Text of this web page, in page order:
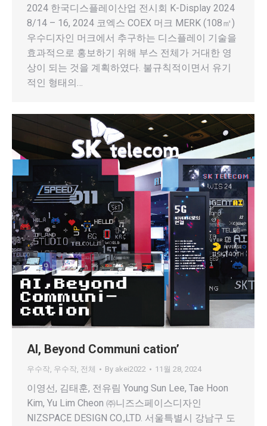
2024 한국디스플레이산업 전시회 K-Display 2024
8/14 – 16, 2024 코엑스 COEX 머크 MERK (108㎡)
우수디자인 머크에서 추구하는 디스플레이 기술을
효과적으로 홍보하기 위해 부스 전체가 거대한 영
상이 되는 것을 계획하였다. 불규칙적이면서 유기
적인 형태의…
AI, Beyond Communi cation’
우수작 우수작 전체 By akei2022 11월 28, 2024
이영선, 김태훈, 전유림 Young Sun Lee, Tae Hoon
Kim, Yu Lim Cheon ㈜니즈스페이스디자인
NIZSPACE DESIGN CO.,LTD. 서울특별시 강남구 도